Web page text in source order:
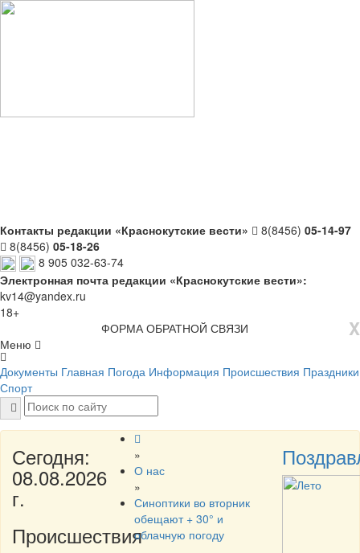
Контакты редакции «Краснокутские вести» 8(8456) 05-14-97
8(8456) 05-18-26
8 905 032-63-74
Электронная почта редакции «Краснокутские вести»:
kv14@yandex.ru
18+
X
ФОРМА ОБРАТНОЙ СВЯЗИ
Меню
Документы Главная Погода Информация Происшествия Праздники
Спорт
Сегодня:
08.08.2026
г.
Происшествия
»
О нас
»
Синоптики во вторник
обещают + 30° и
облачную погоду